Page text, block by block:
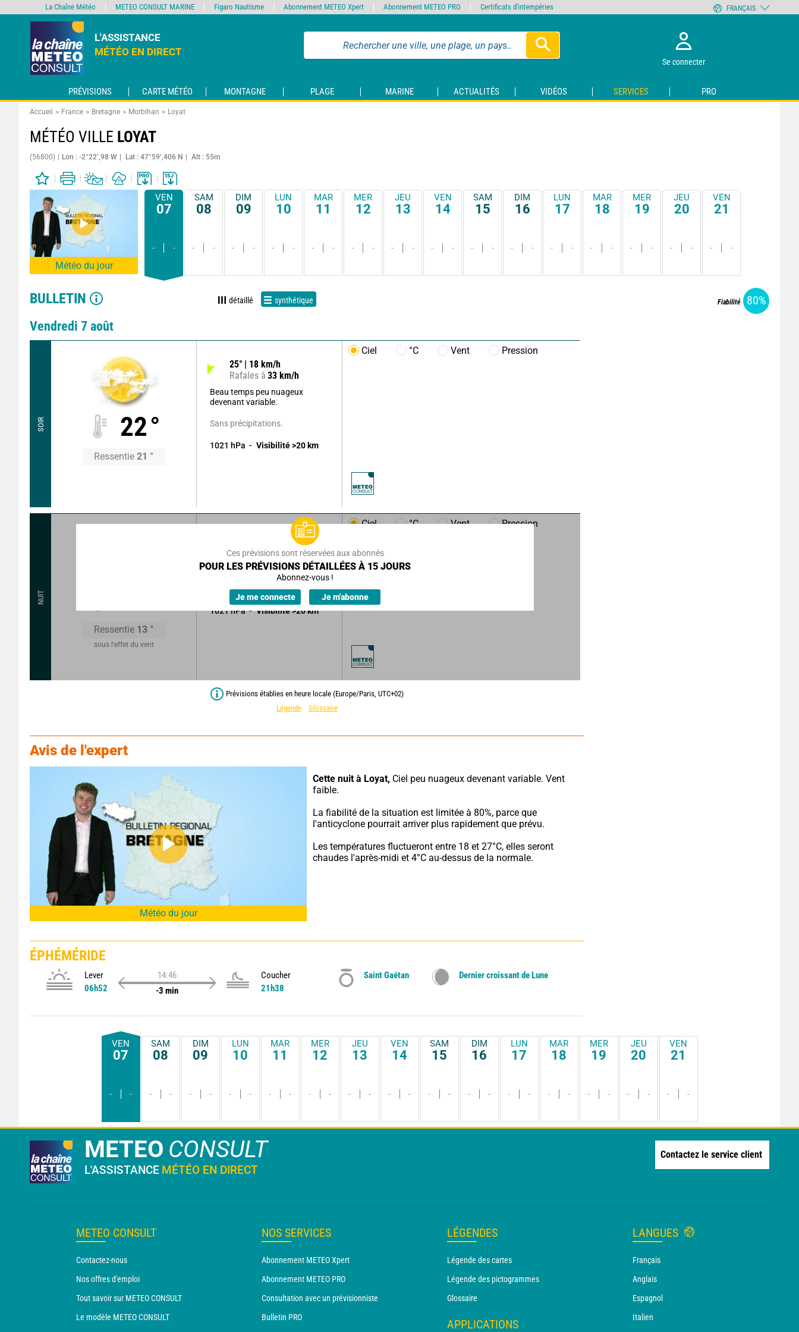
L'ASSISTANCE
MÉTÉO EN DIRECT
Se connecter
PRÉVISIONS CARTE MÉTÉO MONTAGNE PLAGE MARINE ACTUALITÉS VIDÉOS SERVICES PRO
Accueil France Bretagne Morbihan Loyat
MÉTÉO VILLE LOYAT
(56800) Lon : -2°22’,98 W Lat : 47°59’,406 N Alt : 55m
Météo du jour
VEN
07
- -
SAM
08
- -
DIM
09
- -
LUN
10
- -
MAR
11
- -
MER
12
- -
JEU
13
- -
VEN
14
- -
SAM
15
- -
DIM
16
- -
LUN
17
- -
MAR
18
- -
MER
19
- -
JEU
20
- -
VEN
21
- -
BULLETIN détaillé synthétique Fiabilité 80%
Vendredi 7 août
SOIR 22°
Ressentie 21 °
25° 18 km/h
Rafales à 33 km/h
Beau temps peu nuageux
devenant variable.
Sans précipitations.
1021 hPa Visibilité >20 km
Ciel °C Vent Pression
NUIT
Ressentie 13 °
sous l'effet du vent
Rafales à29 km/h
Ciel se voilant progressivement.
Sans précipitations.
1021hPa Visibilité>20km
Ciel °C Vent Pression
Ces prévisions sont réservées aux abonnés
POUR LES PRÉVISIONS DÉTAILLÉES À 15 JOURS
Abonnez-vous !
Je me connecte Je m'abonne
Prévisions établies en heure locale (Europe/Paris, UTC+02)
Légende
Glossaire
Avis de l'expert
Météo du jour
Cette nuit à Loyat, Ciel peu nuageux devenant variable. Vent
faible.
La fiabilité de la situation est limitée à 80%, parce que
l'anticyclone pourrait arriver plus rapidement que prévu.
Les températures fluctueront entre 18 et 27°C, elles seront
chaudes l'après-midi et 4°C au-dessus de la normale.
ÉPHÉMÉRIDE
Lever
06h52
14:46
-3 min
Coucher
21h38
Saint Gaétan Dernier croissant de Lune
VEN
07
- -
SAM
08
- -
DIM
09
- -
LUN
10
- -
MAR
11
- -
MER
12
- -
JEU
13
- -
VEN
14
- -
SAM
15
- -
DIM
16
- -
LUN
17
- -
MAR
18
- -
MER
19
- -
JEU
20
- -
VEN
21
- -
METEO CONSULT
L'ASSISTANCE MÉTÉO EN DIRECT
Contactez le service client
METEO CONSULT
Contactez-nous
Nos offres d'emploi
Tout savoir sur METEO CONSULT
Le modèle METEO CONSULT
NOS SERVICES
Abonnement METEO Xpert
Abonnement METEO PRO
Consultation avec un prévisionniste
Bulletin PRO
LÉGENDES
Légende des cartes
Légende des pictogrammes
Glossaire
APPLICATIONS
LANGUES
Français
Anglais
Espagnol
Italien
La Chaîne Météo METEO CONSULT MARINE Figaro Nautisme Abonnement METEO Xpert Abonnement METEO PRO Certificats d'intempéries FRANÇAIS